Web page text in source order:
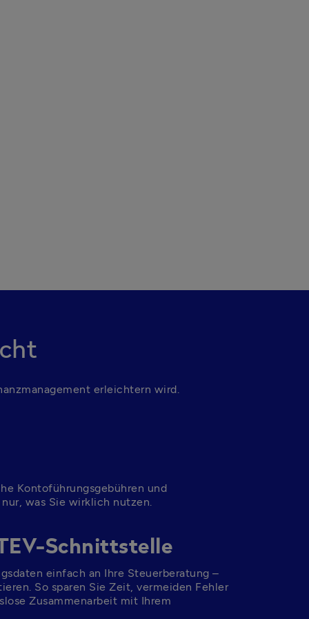
erleichtern wird.
Kontoführungsgebühren und
was Sie wirklich nutzen.
Schnittstelle
einfach an Ihre Steuerberatung –
So sparen Sie Zeit, vermeiden Fehler
Zusammenarbeit mit Ihrem